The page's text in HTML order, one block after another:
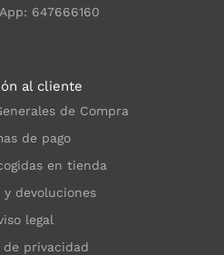
647666160
al cliente
de Compra
de pago
en tienda
y devoluciones
legal
de privacidad